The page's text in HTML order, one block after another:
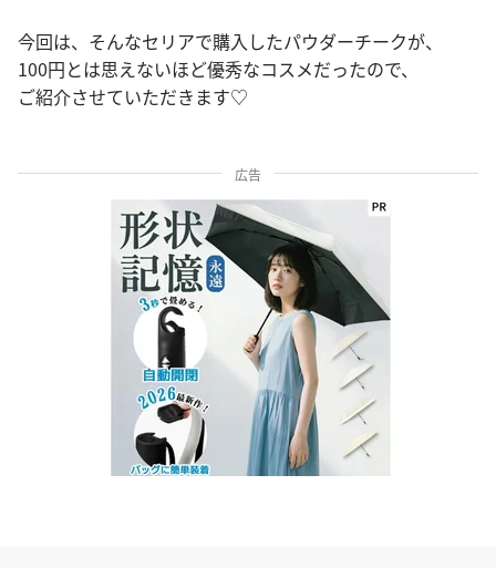
今回は、そんなセリアで購入したパウダーチークが、
100円とは思えないほど優秀なコスメだったので、
ご紹介させていただきます♡
広告